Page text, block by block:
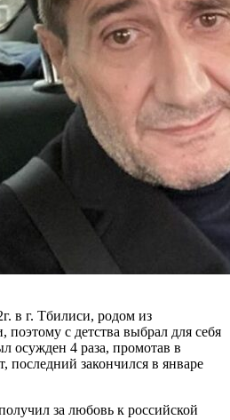
в г. Тбилиси, родом из
поэтому с детства выбрал для себя
осужден 4 раза, промотав в
последний закончился в январе
за любовь к российской